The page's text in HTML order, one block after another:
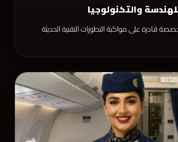
والتكنولوجيا
قادرة على مواكبة التطورات التقنية الحديثة